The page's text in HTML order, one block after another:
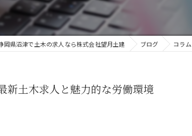
岡県沼津で土木の求人なら株式会社望月土建 ブログ コラム
新土木求人と魅力的な労働環境